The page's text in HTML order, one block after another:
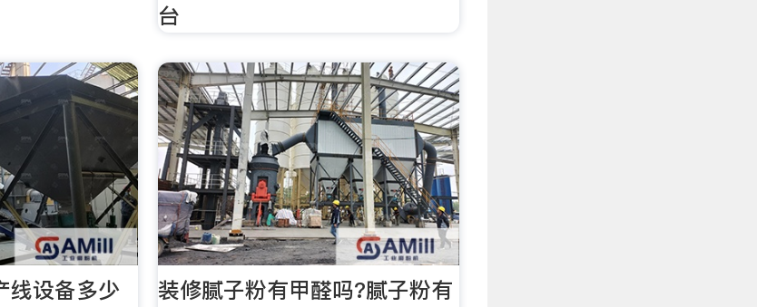
台
线设备多少
装修腻子粉有甲醛吗?腻子粉有